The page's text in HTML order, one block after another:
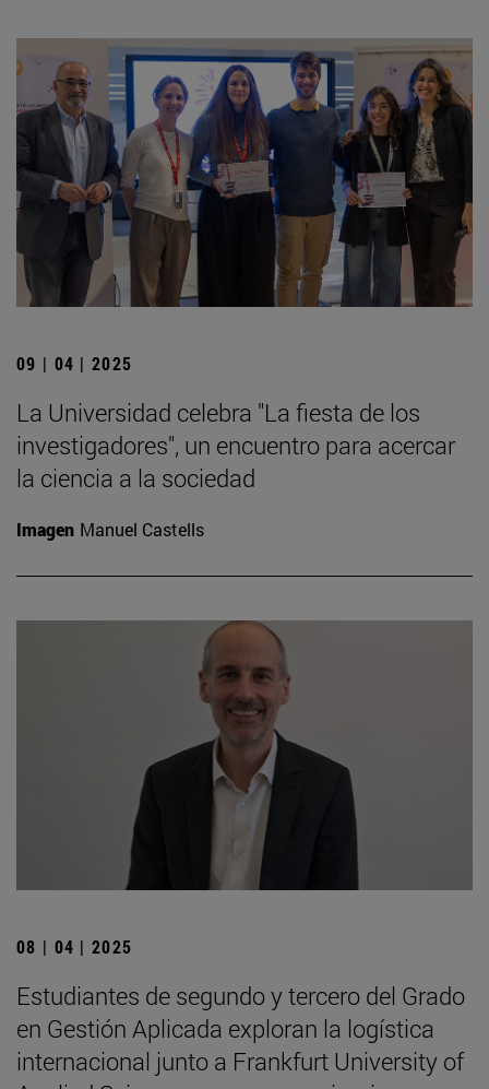
09 | 04 | 2025
La Universidad celebra "La fiesta de los
investigadores", un encuentro para acercar
la ciencia a la sociedad
Imagen Manuel Castells
08 | 04 | 2025
Estudiantes de segundo y tercero del Grado
en Gestión Aplicada exploran la logística
internacional junto a Frankfurt University of